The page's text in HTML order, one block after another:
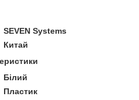
SEVEN Systems
Китай
Білий
Пластик